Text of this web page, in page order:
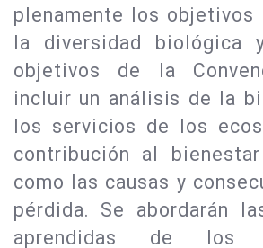
plenamente los objetivos
la diversidad biológica
objetivos de la
incluir un análisis de la
los servicios de los
contribución al
como las causas y
pérdida. Se abordarán
aprendidas de los